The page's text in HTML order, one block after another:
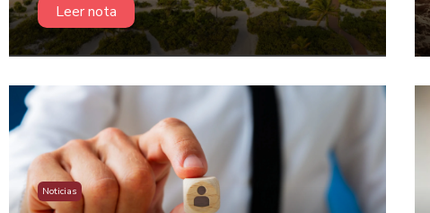
Leer nota
Noticias